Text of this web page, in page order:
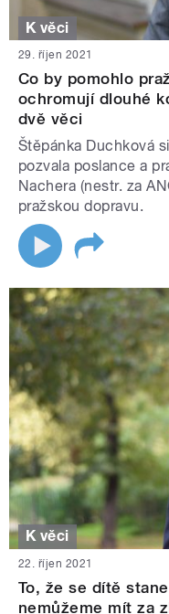
K věci
29. říjen 2021
Co by pomohlo
ochromují dlouhé
dvě věci
Štěpánka Duchková
pozvala poslance a
Nachera (nestr. za
pražskou dopravu.
K věci
22. říjen 2021
To, že se dítě
nemůžeme mít za